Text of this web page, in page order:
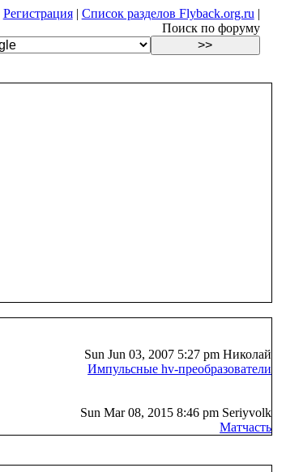
Регистрация| Список разделов Flyback.org.ru |
Поиск по форуму
Sun Jun 03, 2007 5:27 pm Николай
Импульсные hv-преобразователи
Sun Mar 08, 2015 8:46 pm Seriyvolk
Матчасть